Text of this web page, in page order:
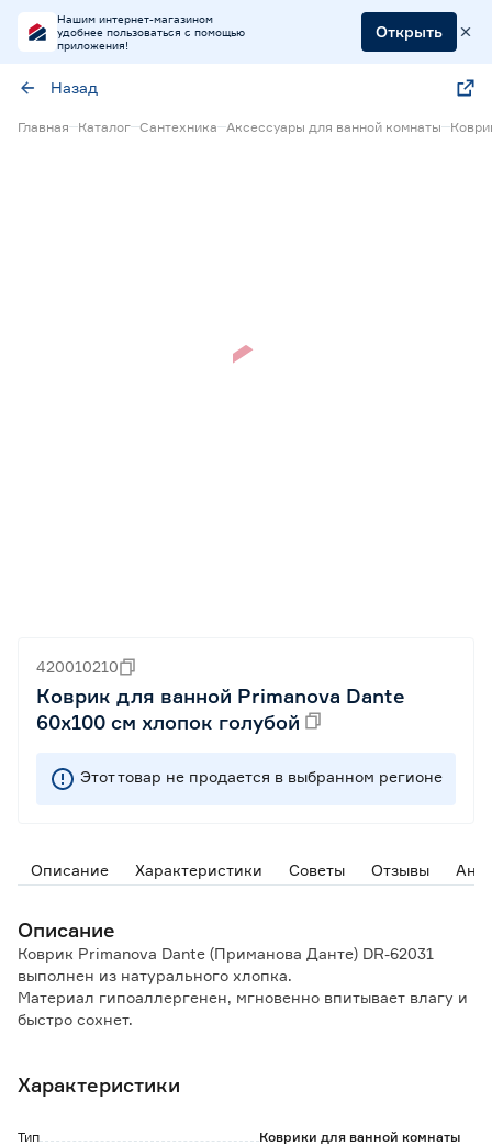
Нашим интернет-магазином
удобнее пользоваться с помощью
приложения!
Открыть
Назад
Главная Каталог Сантехника Аксессуары для ванной комнаты
420010210
Коврик для ванной Primanova Dante
60х100 см хлопок голубой
Этот товар не продается в выбранном регионе
Описание Характеристики Советы Отзывы
Описание
Коврик Primanova Dante (Приманова Данте) DR-62031
выполнен из натурального хлопка.
Материал гипоаллергенен, мгновенно впитывает влагу и
быстро сохнет.
Обратите внимание:
температуре не более 30°C.
Характеристики
Тип Коврики для ванной комнаты